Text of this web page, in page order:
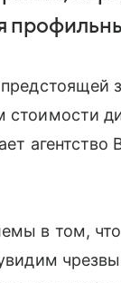
в том, что